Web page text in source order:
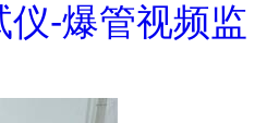
仪-爆管视频监